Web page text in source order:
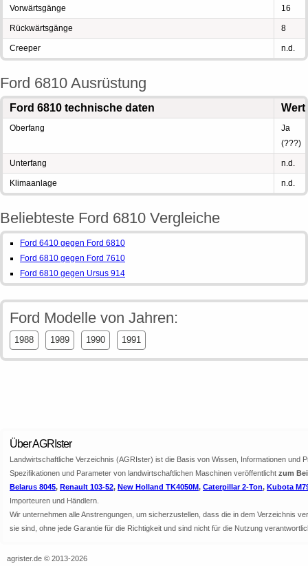
Vorwärtsgänge 16
Rückwärtsgänge 8
Creeper n.d.
Ford 6810 Ausrüstung
Ford 6810 technische daten Wert
Oberfang
Ja
(???)
Unterfang n.d.
Klimaanlage n.d.
Beliebteste Ford 6810 Vergleiche
Ford 6410 gegen Ford 6810
Ford 6810 gegen Ford 7610
Ford 6810 gegen Ursus 914
Ford Modelle von Jahren:
1988 1989 1990 1991
Über AGRIster
Landwirtschaftliche Verzeichnis (AGRIster) ist die Basis von Wissen, Informationen
Spezifikationen und Parameter von landwirtschaftlichen Maschinen veröffentlicht zum
Belarus 8045, Renault 103-52, New Holland TK4050M, Caterpillar 2-Ton, Kubota
Importeuren und Händlern.
Wir unternehmen alle Anstrengungen, um sicherzustellen, dass die in dem Verzeichnis
sie sind, ohne jede Garantie für die Richtigkeit und sind nicht für die Nutzung
agrister.de © 2013-2026